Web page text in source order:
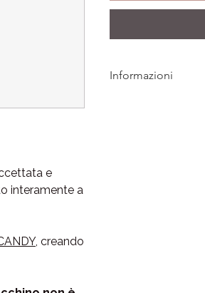
e
interamente a
, creando
Informazioni